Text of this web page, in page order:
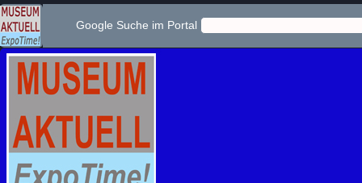
Google Suche im Portal